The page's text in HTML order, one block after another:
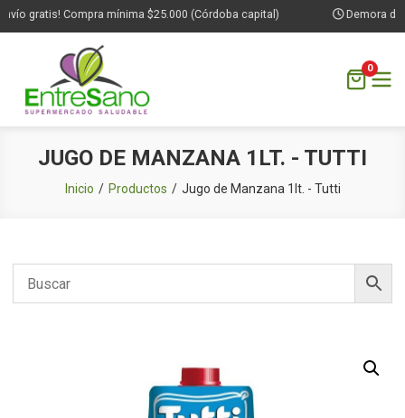
gratis! Compra mínima $25.000 (Córdoba capital) Demora de
0
JUGO DE MANZANA 1LT. - TUTTI
Inicio Productos Jugo de Manzana 1lt. - Tutti